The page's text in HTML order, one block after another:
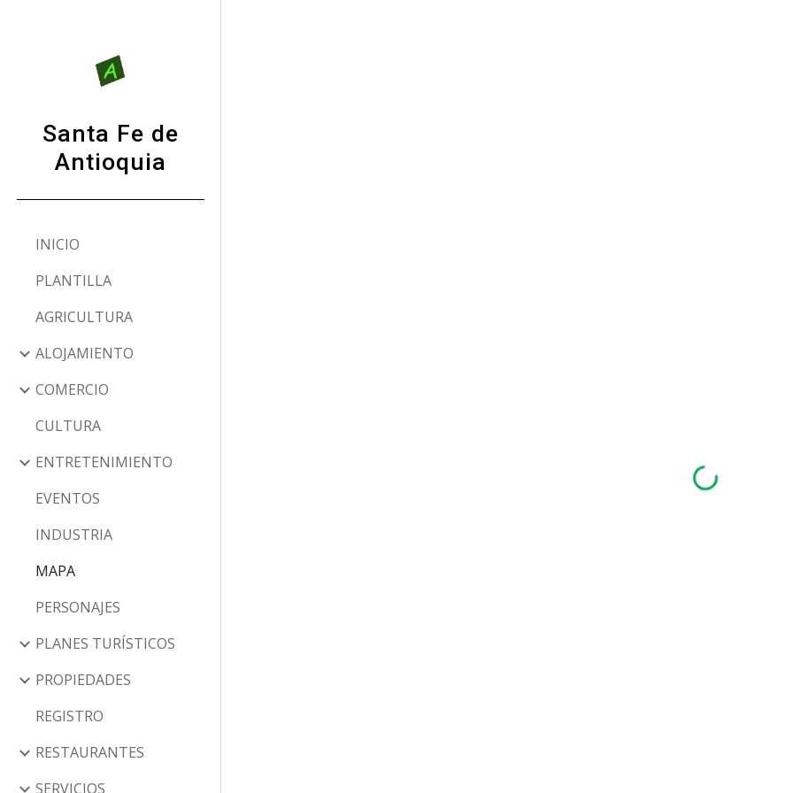
Santa Fe de
Antioquia
INICIO
PLANTILLA
AGRICULTURA
ALOJAMIENTO
COMERCIO
CULTURA
ENTRETENIMIENTO
EVENTOS
INDUSTRIA
MAPA
PERSONAJES
PLANES TURÍSTICOS
PROPIEDADES
REGISTRO
RESTAURANTES
SERVICIOS